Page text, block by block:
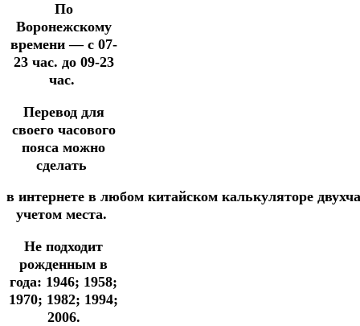
По
Воронежскому
времени — с 07-
23 час. до 09-23
час.
Перевод для
своего часового
пояса можно
сделать
в интернете в любом китайском калькуляторе
учетом места.
Не подходит
рожденным в
года: 1946; 1958;
1970; 1982; 1994;
2006.